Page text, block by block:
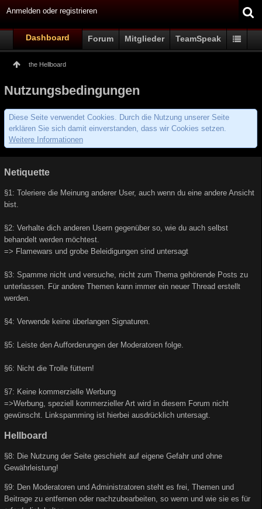
Anmelden oder registrieren
Dashboard Forum Mitglieder TeamSpeak
the Hellboard
Nutzungsbedingungen
Diese Seite verwendet Cookies. Durch die Nutzung unserer Seite
erklären Sie sich damit einverstanden, dass wir Cookies setzen.
Weitere Informationen
Netiquette
§1: Toleriere die Meinung anderer User, auch wenn du eine andere Ansicht
bist.
§2: Verhalte dich anderen Usern gegenüber so, wie du auch selbst
behandelt werden möchtest.
=> Flamewars und grobe Beleidigungen sind untersagt
§3: Spamme nicht und versuche, nicht zum Thema gehörende Posts zu
unterlassen. Für andere Themen kann immer ein neuer Thread erstellt
werden.
§4: Verwende keine überlangen Signaturen.
§5: Leiste den Aufforderungen der Moderatoren folge.
§6: Nicht die Trolle füttern!
§7: Keine kommerzielle Werbung
=>Werbung, speziell kommerzieller Art wird in diesem Forum nicht
gewünscht. Linkspamming ist hierbei ausdrücklich untersagt.
Hellboard
§8: Die Nutzung der Seite geschieht auf eigene Gefahr und ohne
Gewährleistung!
§9: Den Moderatoren und Administratoren steht es frei, Themen und
Beitrage zu entfernen oder nachzubearbeiten, so wenn und wie sie es für